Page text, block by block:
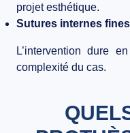
projet esthétique.
Sutures internes fines
L’intervention dure
complexité du cas.